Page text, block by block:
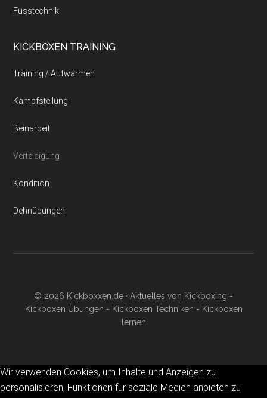
Fusstechnik
KICKBOXEN TRAINING
Training / Aufwärmen
Kampfstellung
Beinarbeit
Verteidigung
Kondition
Dehnübungen
© 2026 Kickboxxen.de · Aktuelles von Kickboxing -
Kickboxen Übungen - Kickboxen Techniken - Kickboxen
lernen
Wir verwenden Cookies, um Inhalte und Anzeigen zu
personalisieren, Funktionen für soziale Medien anbieten zu